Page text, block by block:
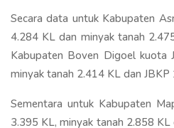
Secara data untuk Kabupaten
4.284 KL dan minyak tanah
Kabupaten Boven Digoel kuota
minyak tanah 2.414 KL dan JBKP
Sementara untuk Kabupaten
3.395 KL, minyak tanah 2.858